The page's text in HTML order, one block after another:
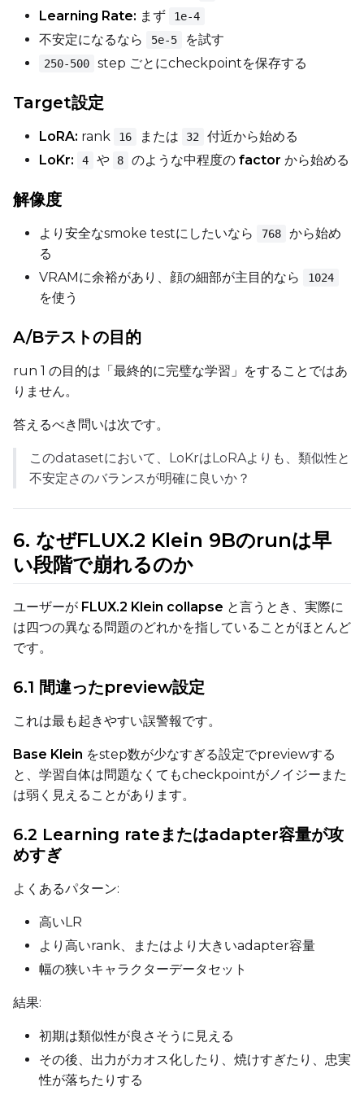
Height
Seed
Prompt
Height
Height
Learning Rate: まず 1e-4
不安定になるなら 5e-5 を試す
250-500 step ごとにcheckpointを保存する
Target設定
LoRA: rank 16 または 32
付近から始める
LoKr:
4 や 8 のような中程度の factor から始める
解像度
より安全なsmoke testにしたいなら 768
から始め
る
VRAMに余裕があり、顔の細部が主目的なら
1024
を使う
A/Bテストの目的
run 1 の目的は「最終的に完璧な学習」をすることではあ
りません。
答えるべき問いは次です。
このdatasetにおいて、LoKrはLoRAよりも、類似性と
不安定さのバランスが明確に良いか？
6. なぜFLUX.2 Klein 9Bのrunは早
い段階で崩れるのか
ユーザーが FLUX.2 Klein collapse と言うとき、実際に
は四つの異なる問題のどれかを指していることがほとんど
です。
6.1 間違ったpreview設定
これは最も起きやすい誤警報です。
Base Klein をstep数が少なすぎる設定でpreviewする
と、学習自体は問題なくてもcheckpointがノイジーまた
は弱く見えることがあります。
6.2 Learning rateまたはadapter容量が攻
めすぎ
よくあるパターン:
高いLR
より高いrank、またはより大きいadapter容量
幅の狭いキャラクターデータセット
結果:
初期は類似性が良さそうに見える
その後、出力がカオス化したり、焼けすぎたり、忠実
性が落ちたりする